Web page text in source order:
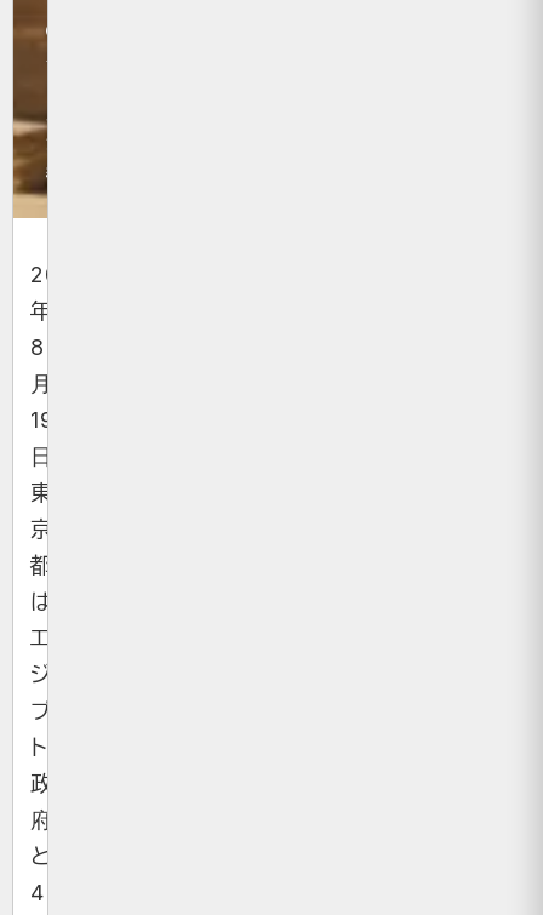
年9月13
政
治・
経済
2025
年
8
月
19
日、
東
京
都
は
エ
ジ
プ
ト
政
府
と
4